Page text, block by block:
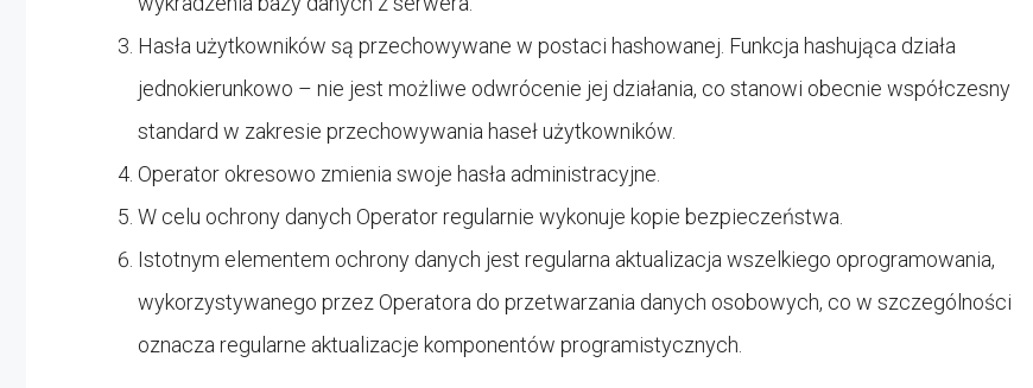
Hasła użytkowników są przechowywane w postaci hashowanej. Funkcja hashująca działa
jednokierunkowo – nie jest możliwe odwrócenie jej działania, co stanowi obecnie współczesny
standard w zakresie przechowywania haseł użytkowników.
Operator okresowo zmienia swoje hasła administracyjne.
W celu ochrony danych Operator regularnie wykonuje kopie bezpieczeństwa.
Istotnym elementem ochrony danych jest regularna aktualizacja wszelkiego oprogramowania,
wykorzystywanego przez Operatora do przetwarzania danych osobowych, co w szczególności
oznacza regularne aktualizacje komponentów programistycznych.